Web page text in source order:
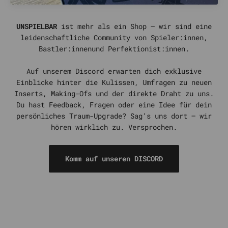
UNSPIELBAR ist mehr als ein Shop – wir sind eine
leidenschaftliche Community von Spieler:innen,
Bastler:innenund Perfektionist:innen.
Auf unserem Discord erwarten dich exklusive
Einblicke hinter die Kulissen, Umfragen zu neuen
Inserts, Making-Ofs und der direkte Draht zu uns.
Du hast Feedback, Fragen oder eine Idee für dein
persönliches Traum-Upgrade? Sag’s uns dort – wir
hören wirklich zu. Versprochen.
Komm auf unseren DISCORD